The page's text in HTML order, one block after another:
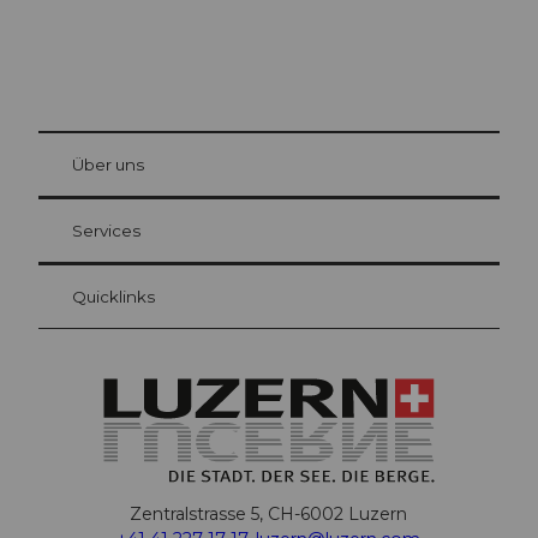
Gästekarte Luzern
Ihre Vorteile als Übernachtungsgast
at Bre
Über uns
Services
Quicklinks
Zentralstrasse 5, CH-6002 Luzern